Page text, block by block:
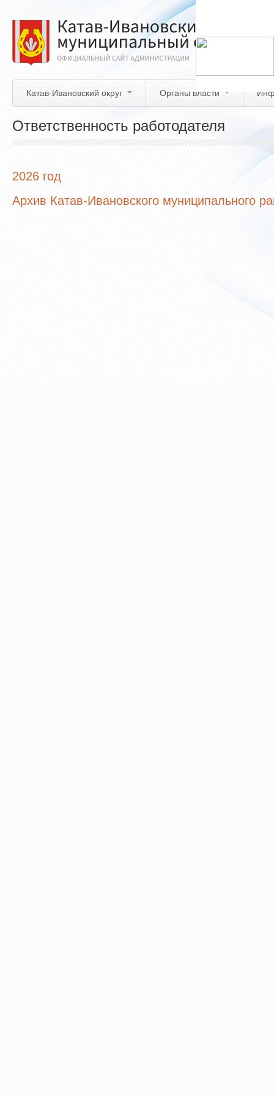
основному
содержанию
Катав-Ивановский округ Органы власти
Ответственность работодателя
2026 год
Архив Катав-Ивановского муниципального